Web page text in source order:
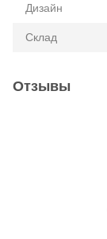
Дизайн
Склад
Отзывы